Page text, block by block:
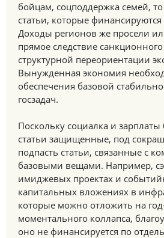
бойцам, соцподдержка семей,
статьи, которые
Доходы регионов же просели
прямое следствие
структурной переориентации
Вынужденная экономия
обеспечения базовой
госзадач.
Поскольку социалка и
статьи защищенные, под
подпасть статьи, связанные с
базовыми вещами. Например,
имиджевых проектах и
капитальных вложениях в
которые можно отложить на
моментального коллапса,
оно не финансируется по